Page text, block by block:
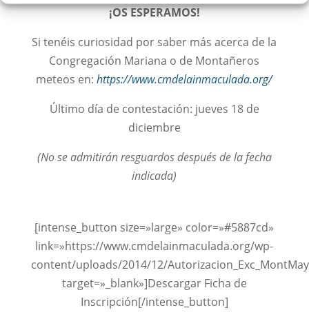
¡OS ESPERAMOS!
Si tenéis curiosidad por saber más acerca de la
Congregación Mariana o de Montañeros
meteos en:https://www.cmdelainmaculada.org/
Último día de contestación: jueves 18 de
diciembre
(No se admitirán resguardos después de la fecha
indicada)
[intense_button size=»large» color=»#5887cd»
link=»https://www.cmdelainmaculada.org/wp-
content/uploads/2014/12/
target=»_blank»]Descargar Ficha de
Inscripción[/intense_button]